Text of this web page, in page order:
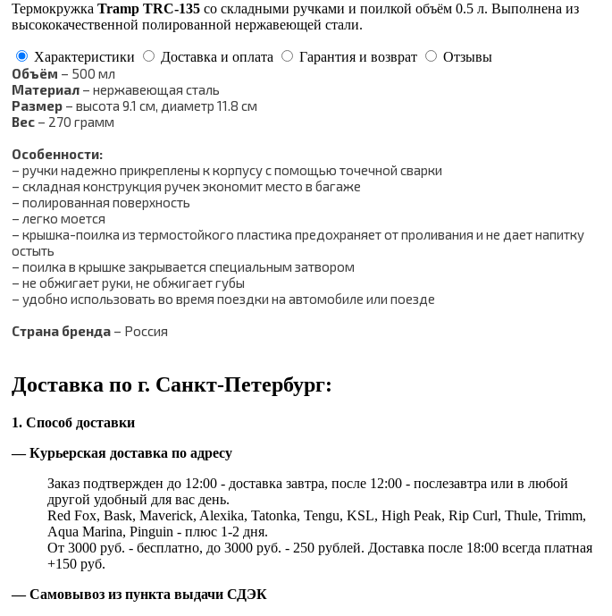
Термокружка Tramp TRC-135 со складными ручками и поилкой объём 0.5 л. Выполнена из
высококачественной полированной нержавеющей стали.
Характеристики Доставка и оплата Гарантия и возврат Отзывы
Объём – 500 мл
Материал – нержавеющая сталь
Размер – высота 9.1 см, диаметр 11.8 см
Вес – 270 грамм
Особенности:
– ручки надежно прикреплены к корпусу с помощью точечной сварки
– складная конструкция ручек экономит место в багаже
– полированная поверхность
– легко моется
– крышка-поилка из термостойкого пластика предохраняет от проливания и не дает напитку
остыть
– поилка в крышке закрывается специальным затвором
– не обжигает руки, не обжигает губы
– удобно использовать во время поездки на автомобиле или поезде
Страна бренда – Россия
Доставка по г. Санкт-Петербург:
1. Способ доставки
— Курьерская доставка по адресу
Заказ подтвержден до 12:00 - доставка завтра, после 12:00 - послезавтра или в любой
другой удобный для вас день.
Red Fox, Bask, Maverick, Alexika, Tatonka, Tengu, KSL, High Peak, Rip Curl, Thule, Trimm,
Aqua Marina, Pinguin - плюс 1-2 дня.
От 3000 руб. - бесплатно, до 3000 руб. - 250 рублей. Доставка после 18:00 всегда платная
+150 руб.
— Самовывоз из пункта выдачи СДЭК